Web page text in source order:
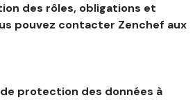
des rôles, obligations et
pouvez contacter Zenchef aux
protection des données à